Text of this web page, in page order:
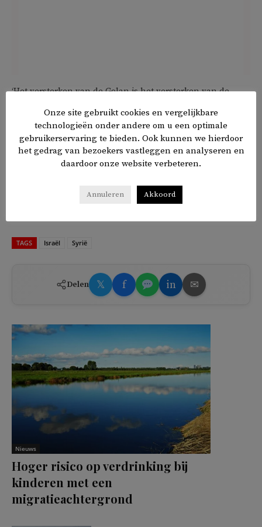
‘Het versterken van de Golan is het versterken van de
Israëlische staat’, verklaarde de Israelische premier
Benjamin Netanyahu. ‘Dat is in dit tijdsgewricht extra van
belang. We zullen daaraan vasthouden en zorgen dat de
Golan floreert en bemand wordt.’
Golanhoogte, samen met de Druzen, een religieuze
TAGS Israël Syrië
Delen 𝕏 f in ✉
Nieuws
Hoger risico op verdrinking bij
kinderen met een
migratieachtergrond
Onze site gebruikt cookies en vergelijkbare
technologieën onder andere om u een optimale
gebruikerservaring te bieden. Ook kunnen we hierdoor
het gedrag van bezoekers vastleggen en analyseren en
daardoor onze website verbeteren.
Annuleren Akkoord